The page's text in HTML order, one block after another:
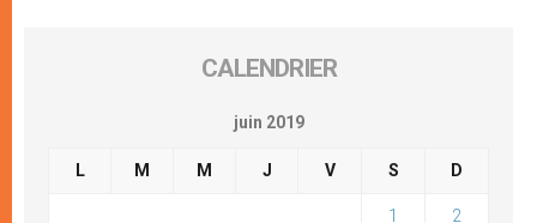
CALENDRIER
juin 2019
L M M J V S D
1 2